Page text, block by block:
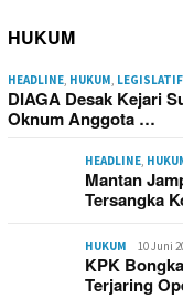
HUKUM
HEADLINE HUKUM LEGISLATIF
DIAGA Desak Kejari
Oknum Anggota …
HEADLINE
Mantan
Tersangka
HUKUM 10 Juni
KPK
Terjaring